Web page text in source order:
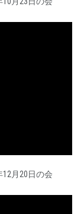
12月20日の会